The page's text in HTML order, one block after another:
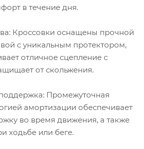
в течение дня.
Кроссовки оснащены прочной
с уникальным протектором,
отличное сцепление с
от скольжения.
Промежуточная
амортизации обеспечивает
во время движения, а также
ходьбе или беге.